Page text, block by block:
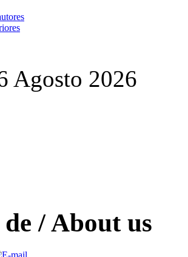
Agosto 2026
/ About us